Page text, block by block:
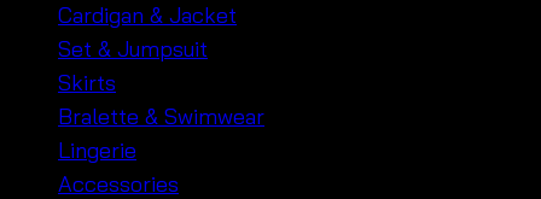
Cardigan & Jacket
Set & Jumpsuit
Skirts
Bralette & Swimwear
Lingerie
Accessories